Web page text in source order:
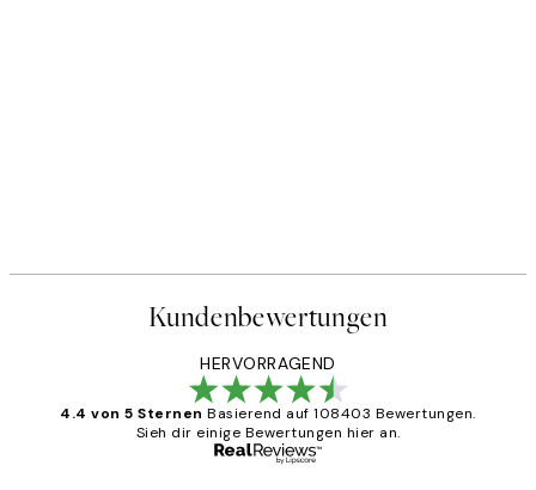
Kundenbewertungen
HERVORRAGEND
4.4 von 5 Sternen Basierend auf 108403 Bewertungen.
Sieh dir einige Bewertungen hier an.